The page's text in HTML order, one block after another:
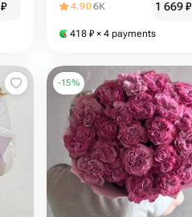
₽ 4.906K 1 669₽
418 ₽ × 4 payments
-15%